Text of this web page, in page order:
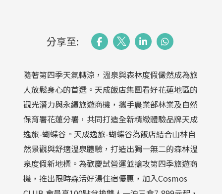
分享至:
隨著第四季天氣轉涼，溫泉與森林度假儼然成為旅
人放鬆身心的首選。天成飯店集團看好花蓮地區的
觀光潛力與永續旅遊商機，攜手農業部林業及自然
保育署花蓮分署，共同打造全新精緻體驗品牌天成
逸旅-蝴蝶谷。天成逸旅-蝴蝶谷為飯店結合山林自
然景觀與舒適溫泉體驗，打造出獨一無二的森林溫
泉度假新地標。為歡慶試營運並搶攻第四季旅遊商
機，推出限時森活好湯住宿優惠，加入Cosmos